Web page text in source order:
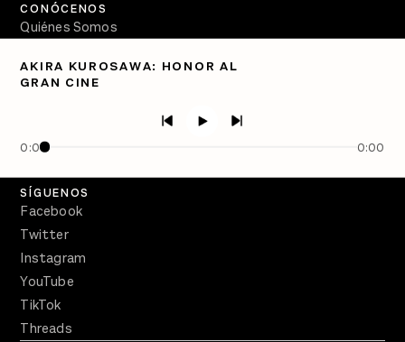
AKIRA KUROSAWA: HONOR AL
GRAN CINE
0:00 0:00
CONÓCENOS
Quiénes Somos
PÓDCASTS
Crecer en Distopía
SÍGUENOS
Facebook
Twitter
Instagram
YouTube
TikTok
Threads